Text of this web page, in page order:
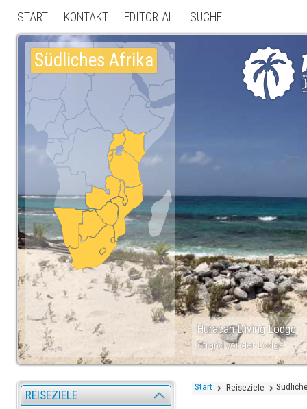
START KONTAKT EDITORIAL SUCHE
Huracan Diving Lodge
Strand vor der Lodge
Südliches Afrika
REISEZIELE
Start Reiseziele